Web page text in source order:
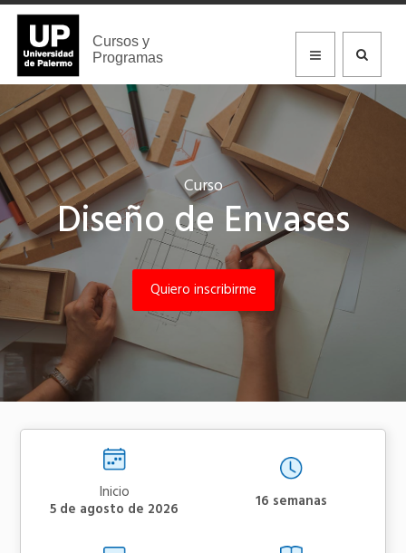
Cursos y
Programas
Curso
Diseño de Envases
Quiero inscribirme
Inicio
5 de agosto de 2026 16 semanas